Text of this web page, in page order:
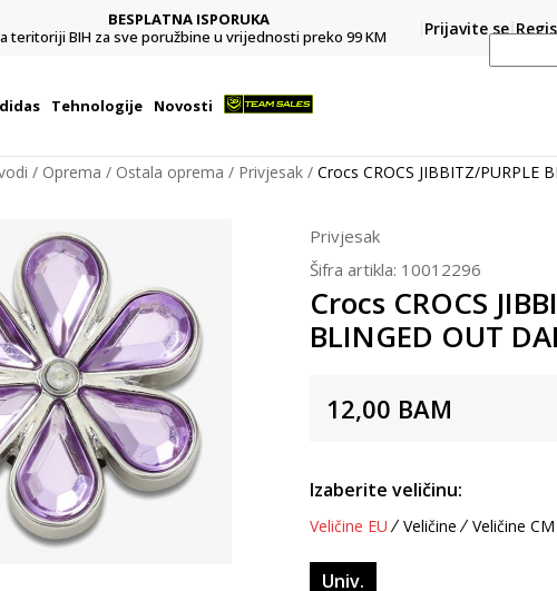
BESPLATNA ISPORUKA
teritoriji BIH za sve poružbine u vrijednosti preko 99 KM
Platite karticom
Prijavite se
Tehnologije Novosti
Oprema Ostala oprema Privjesak Crocs CROCS JIBBITZ/PURPLE
Privjesak
Šifra artikla: 10012296
Crocs CROCS
BLINGED OUT
12,00 BAM
Izaberite veličinu:
Veličine EU Veličine Veličine CM
Univ.